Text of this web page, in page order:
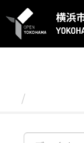
キ